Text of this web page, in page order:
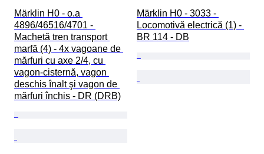
Märklin H0 - o.a
4896/46516/4701 -
Machetă tren transport
marfă (4) - 4x vagoane de
mărfuri cu axe 2/4, cu
vagon-cisternă, vagon
deschis înalt şi vagon de
mărfuri închis - DR (DRB)
Märklin H0 - 3033 -
Locomotivă electrică (1) -
BR 114 - DB